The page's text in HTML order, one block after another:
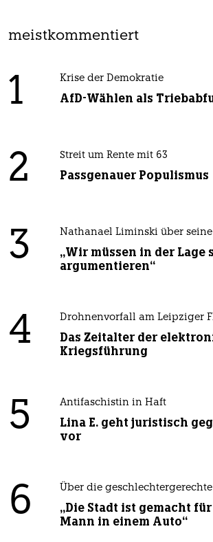
meistkommentiert
1 Krise der Demokratie
AfD-Wählen als
2 Streit um Rente mit 63
Passgenauer Populismus
3 Nathanael Liminski über seine
„Wir müssen in der Lage
argumentieren“
4 Drohnenvorfall am Leipziger
Das Zeitalter der
Kriegsführung
5 Antifaschistin in Haft
Lina E. geht juristisch
vor
6 Über die
„Die Stadt ist gemacht
Mann in einem Auto“